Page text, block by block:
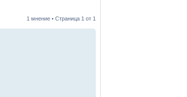
1 мнение • Страница 1 от 1